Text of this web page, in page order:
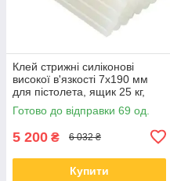
Клей стрижні силіконові
високої в'язкості 7x190 мм
для пістолета, ящик 25 кг,
G01
Готово до відправки 69 од.
5 200 ₴ 6 032 ₴
Купити